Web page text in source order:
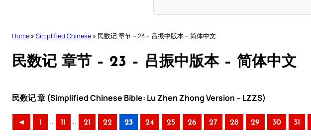
Home » Simplified Chinese » 民数记 章节 – 23 – 吕振中版本 – 简体中文
民数记 章节 – 23 – 吕振中版本 – 简体中文
民数记 章 (Simplified Chinese Bible: Lu Zhen Zhong Version – LZZS)
◄ 1 .. 11 .. 21 22 23 24 25 26 27 28 29 30 31